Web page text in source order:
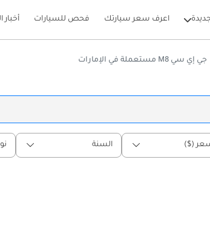
اعرف سعر سيارتك فحص للسيارات أخبار
جي إي سي M8 مستعملة في الإمارات
($) السنة